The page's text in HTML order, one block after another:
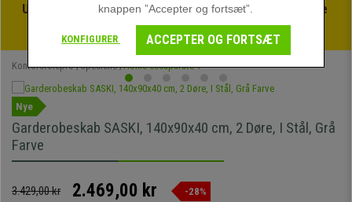
Udnyt sommerudsalget hos kontorstolepro! Eksklusive
rabatter i en begrænset periode - Se tilbuddet
Kontorstolepro Specielle Home escaparate 1
Nye
Garderobeskab SASKI, 140x90x40 cm, 2 Døre, I Stål, Grå
Farve
3.429,00 kr 2.469,00 kr -28%
knappen ”Accepter og fortsæt”.
KONFIGURER ACCEPTER OG FORTSÆT